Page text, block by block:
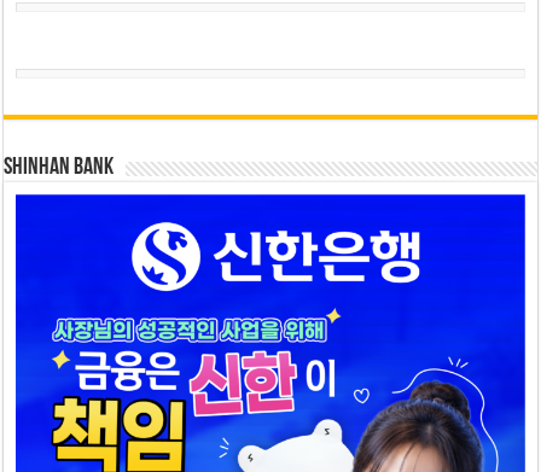
SHINHAN BANK